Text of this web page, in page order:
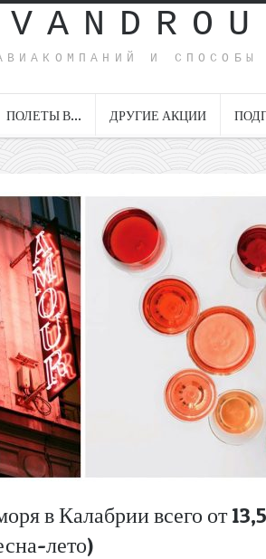
И СПОСОБЫ
ПОЛЕТЫ В… ДРУГИЕ АКЦИИ
в Калабрии всего от
лето)